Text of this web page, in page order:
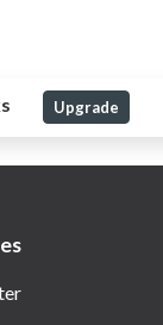
Upgrade